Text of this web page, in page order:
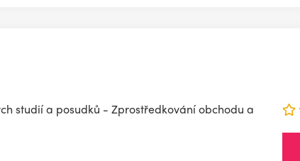
studií a posudků - Zprostředkování obchodu a